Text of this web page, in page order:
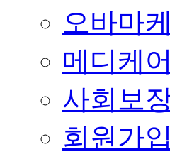
오바마
메디케
사회보
회원가